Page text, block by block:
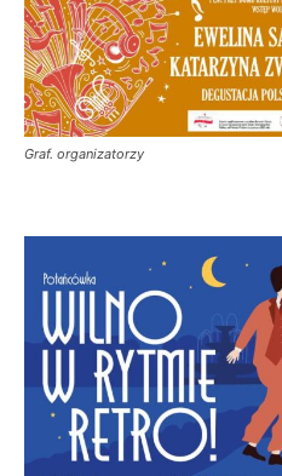
Graf. organizatorzy